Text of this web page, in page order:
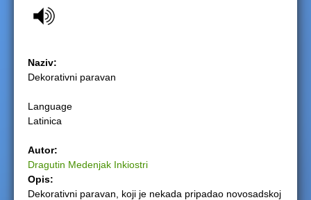
e
e
r
e
Naziv:
Dekorativni paravan
Language
Latinica
Autor:
Dragutin Medenjak Inkiostri
Opis:
Dekorativni paravan, koji je nekada pripadao novosadskoj